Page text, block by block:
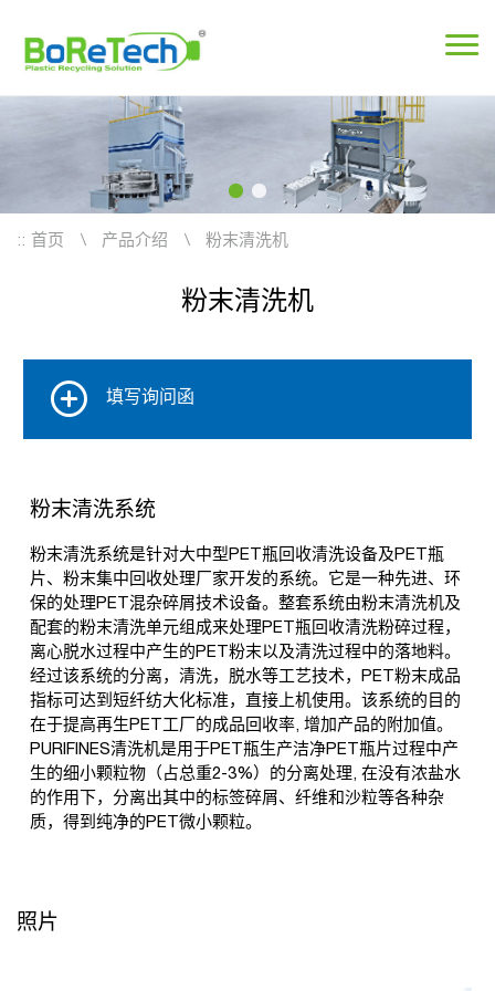
:: 首页 产品介绍 粉末清洗机
粉末清洗机
填写询问函
粉末清洗系统
粉末清洗系统是针对大中型PET瓶回收清洗设备及PET瓶
片、粉末集中回收处理厂家开发的系统。它是一种先进、环
保的处理PET混杂碎屑技术设备。整套系统由粉末清洗机及
配套的粉末清洗单元组成来处理PET瓶回收清洗粉碎过程，
离心脱水过程中产生的PET粉末以及清洗过程中的落地料。
经过该系统的分离，清洗，脱水等工艺技术，PET粉末成品
指标可达到短纤纺大化标准，直接上机使用。该系统的目的
在于提高再生PET工厂的成品回收率, 增加产品的附加值。
PURIFINES清洗机是用于PET瓶生产洁净PET瓶片过程中产
生的细小颗粒物（占总重2-3%）的分离处理, 在没有浓盐水
的作用下，分离出其中的标签碎屑、纤维和沙粒等各种杂
质，得到纯净的PET微小颗粒。
照片